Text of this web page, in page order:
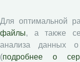
Журналы ВолНЦ
Экономические
Проблемы
Для оптимальной
файлы, а также
анализа данных
(подробнее о